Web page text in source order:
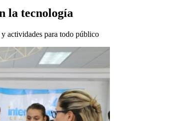
la tecnología
actividades para todo público